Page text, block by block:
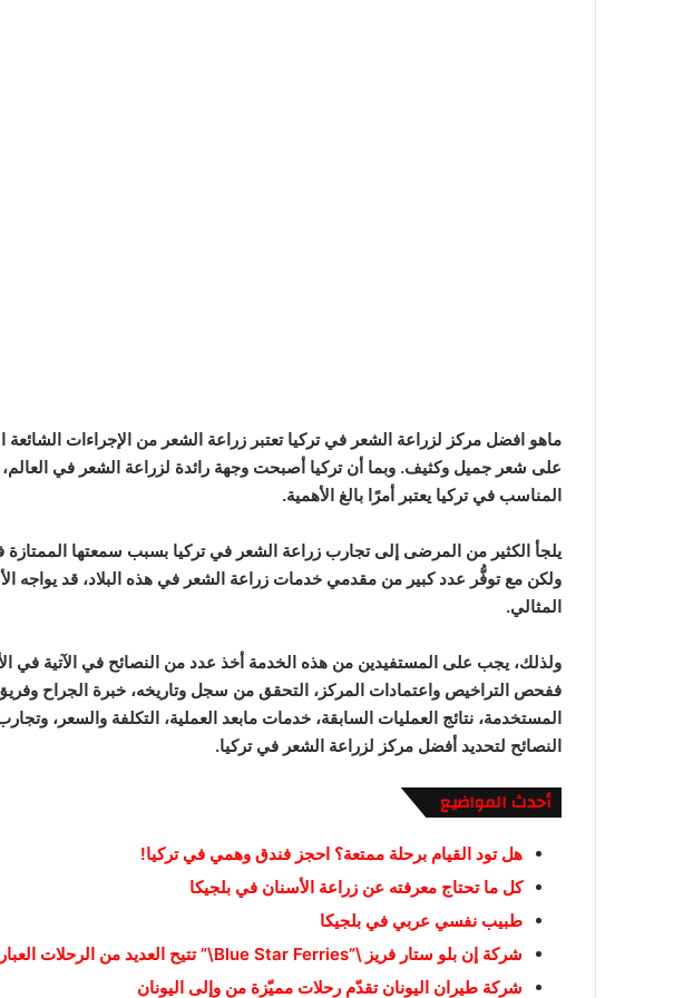
ماهو افضل مركز لزراعة الشعر في تركيا تعتبر زراعة الشعر من الإجراءات الشائعة
على شعر جميل وكثيف. وبما أن تركيا أصبحت وجهة رائدة لزراعة الشعر في العالم،
المناسب في تركيا يعتبر أمرًا بالغ الأهمية.
يلجأ الكثير من المرضى إلى تجارب زراعة الشعر في تركيا بسبب سمعتها الممتازة
ولكن مع توفُّر عدد كبير من مقدمي خدمات زراعة الشعر في هذه البلاد، قد يواجه
المثالي.
ولذلك، يجب على المستفيدين من هذه الخدمة أخذ عدد من النصائح في اﻵتية في
ففحص التراخيص واعتمادات المركز، التحقق من سجل وتاريخه، خبرة الجراح وفريق
المستخدمة، نتائج العمليات السابقة، خدمات مابعد العملية، التكلفة والسعر،
النصائح لتحديد أفضل مركز لزراعة الشعر في تركيا.
أحدث المواضيع
هل تود القيام برحلة ممتعة؟ احجز فندق وهمي في تركيا!
كل ما تحتاج معرفته عن زراعة الأسنان في بلجيكا
طبيب نفسي عربي في بلجيكا
شركة إن بلو ستار فريز \”Blue Star Ferries\” تتيح العديد من الرحلات العبارات بين الجزر اليونانية
شركة طيران اليونان تقدّم رحلات مميّزة من وإلى اليونان